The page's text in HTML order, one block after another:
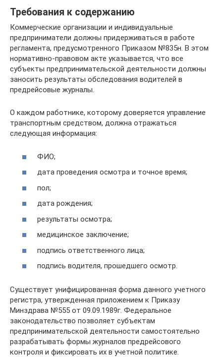
Требования к содержанию
Коммерческие организации и индивидуальные
предприниматели должны придерживаться в работе
регламента, предусмотренного Приказом №835н. В этом
нормативно-правовом акте указывается, что все
субъекты предпринимательской деятельности должны
заносить результаты обследования водителей в
предрейсовые журналы.
О каждом работнике, которому доверяется управление
транспортным средством, должна отражаться
следующая информация:
ФИО;
дата проведения осмотра и точное время;
пол;
дата рождения;
результаты осмотра;
медицинское заключение;
подпись ответственного лица;
подпись водителя, прошедшего осмотр.
Существует унифицированная форма данного учетного
регистра, утвержденная приложением к Приказу
Минздрава №555 от 09.09.1989г. Федеральное
законодательство позволяет субъектам
предпринимательской деятельности самостоятельно
разрабатывать формы журналов предрейсового
контроля и фиксировать их в учетной политике.